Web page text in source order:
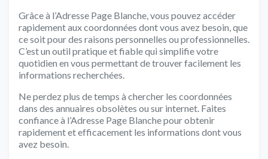
Grâce à l’Adresse Page Blanche, vous pouvez accéder
rapidement aux coordonnées dont vous avez besoin, que
ce soit pour des raisons personnelles ou professionnelles.
C’est un outil pratique et fiable qui simplifie votre
quotidien en vous permettant de trouver facilement les
informations recherchées.
Ne perdez plus de temps à chercher les coordonnées
dans des annuaires obsolètes ou sur internet. Faites
confiance à l’Adresse Page Blanche pour obtenir
rapidement et efficacement les informations dont vous
avez besoin.